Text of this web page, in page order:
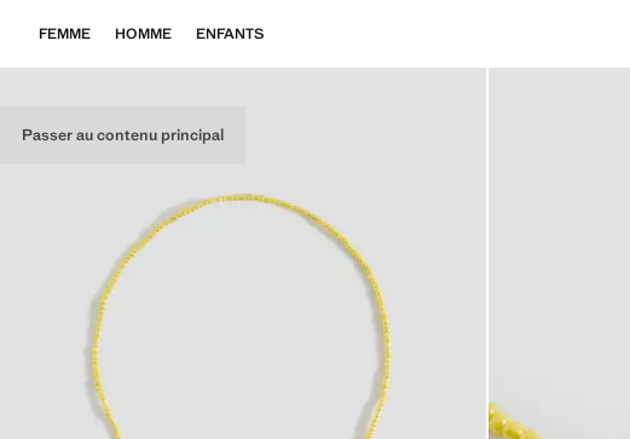
Passer au contenu principal
FEMME HOMME ENFANTS